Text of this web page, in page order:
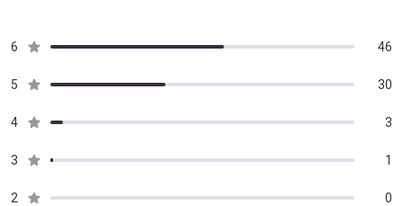
6 46
5 30
4 3
3 1
2 0